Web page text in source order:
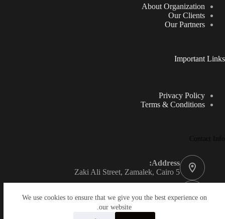
We use cookies to ensure that we give you the best experience on
our website.
About Organization
Our Clients
Our Partners
Important Links
Privacy Policy
Terms & Conditions
Contact Info
Address:
5 Zaki Ali Street, Zamalek, Cairo
+201287077771
Manager: